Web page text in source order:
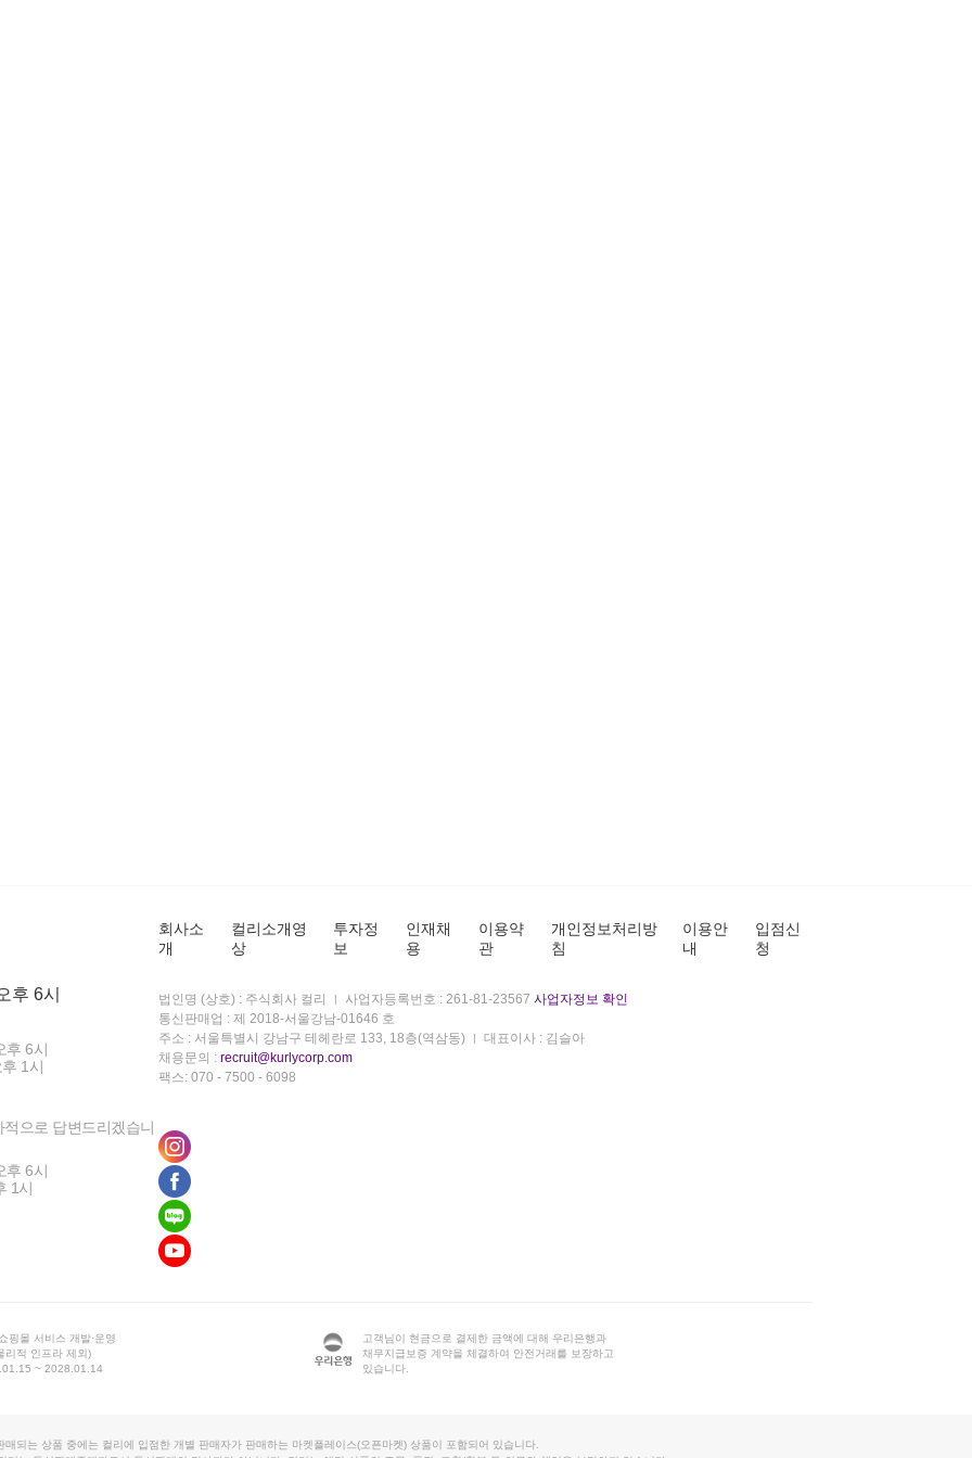
후 6시
후 6시
1시
으로 답변드리겠습니
후 6시
1시
회사소
개
컬리소개영
상
투자정
보
인재채
용
이용약
관
개인정보처리방
침
이용안
내
입점신
청
법인명 (상호) : 주식회사 컬리 사업자등록번호 : 261-81-23567 사업자정보 확인
통신판매업 : 제 2018-서울강남-01646 호
주소 : 서울특별시 강남구 테헤란로 133, 18층(역삼동)
대표이사 : 김슬아
채용문의 : recruit@kurlycorp.com
팩스: 070 - 7500 - 6098
핑몰 서비스 개발·운영
리적 인프라 제외)
~ 2028.01.14
고객님이 현금으로 결제한 금액에 대해 우리은행과
채무지급보증 계약을 체결하여 안전거래를 보장하고
있습니다.
매되는 상품 중에는 컬리에 입점한 개별 판매자가 판매하는 마켓플레이스(오픈마켓) 상품이 포함되어 있습니다.